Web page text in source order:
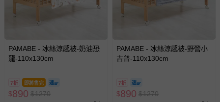
PAMABE - 冰絲涼感被-奶油恐
龍-110x130cm
7折 即將售完
$890 $1270
PAMABE - 冰絲涼感被-野營小
吉普-110x130cm
7折
$890 $1270